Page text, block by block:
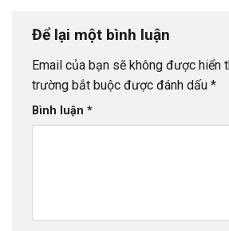
Để lại một bình luận
Email của bạn sẽ không được hiển
trường bắt buộc được đánh dấu *
Bình luận *